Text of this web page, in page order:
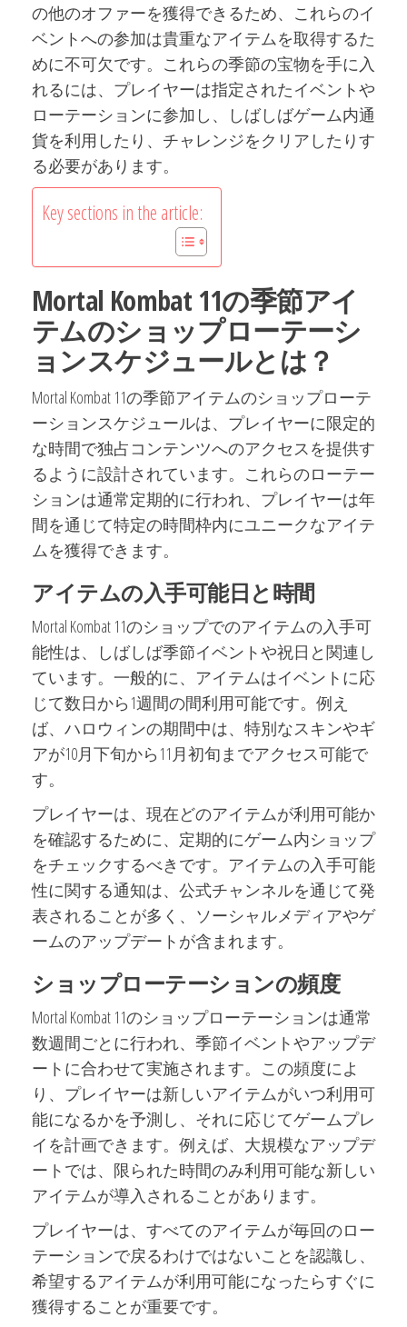
の他のオファーを獲得できるため、これらのイ
ベントへの参加は貴重なアイテムを取得するた
めに不可欠です。これらの季節の宝物を手に入
れるには、プレイヤーは指定されたイベントや
ローテーションに参加し、しばしばゲーム内通
貨を利用したり、チャレンジをクリアしたりす
る必要があります。
Key sections in the article:
Mortal Kombat 11の季節アイ
テムのショップローテーシ
ョンスケジュールとは？
Mortal Kombat 11の季節アイテムのショップローテ
ーションスケジュールは、プレイヤーに限定的
な時間で独占コンテンツへのアクセスを提供す
るように設計されています。これらのローテー
ションは通常定期的に行われ、プレイヤーは年
間を通じて特定の時間枠内にユニークなアイテ
ムを獲得できます。
アイテムの入手可能日と時間
Mortal Kombat 11のショップでのアイテムの入手可
能性は、しばしば季節イベントや祝日と関連し
ています。一般的に、アイテムはイベントに応
じて数日から1週間の間利用可能です。例え
ば、ハロウィンの期間中は、特別なスキンやギ
アが10月下旬から11月初旬までアクセス可能で
す。
プレイヤーは、現在どのアイテムが利用可能か
を確認するために、定期的にゲーム内ショップ
をチェックするべきです。アイテムの入手可能
性に関する通知は、公式チャンネルを通じて発
表されることが多く、ソーシャルメディアやゲ
ームのアップデートが含まれます。
ショップローテーションの頻度
Mortal Kombat 11のショップローテーションは通常
数週間ごとに行われ、季節イベントやアップデ
ートに合わせて実施されます。この頻度によ
り、プレイヤーは新しいアイテムがいつ利用可
能になるかを予測し、それに応じてゲームプレ
イを計画できます。例えば、大規模なアップデ
ートでは、限られた時間のみ利用可能な新しい
アイテムが導入されることがあります。
プレイヤーは、すべてのアイテムが毎回のロー
テーションで戻るわけではないことを認識し、
希望するアイテムが利用可能になったらすぐに
獲得することが重要です。